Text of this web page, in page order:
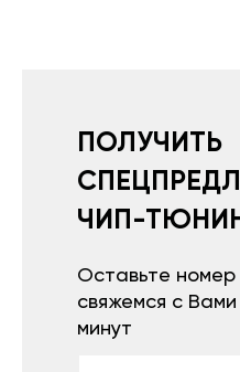
ПОЛУЧИТЬ
ЧИП-
Оставьте
свяжемся с Вами
минут